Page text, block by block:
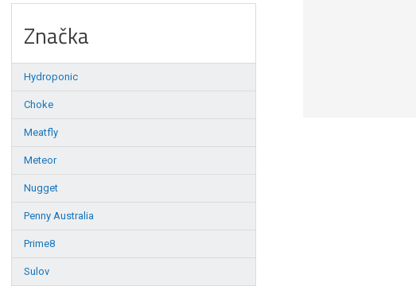
Značka
Hydroponic
Choke
Meatfly
Meteor
Nugget
Penny Australia
Prime8
Sulov